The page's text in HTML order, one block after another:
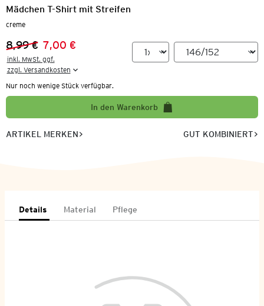
Mädchen T-Shirt mit Streifen
creme
Vorheriger Preis:
8,99 €
Neuer Preis:
7,00 €
inkl. MwSt. ggf.
zzgl. Versandkosten
Nur noch wenige Stück verfügbar.
In den Warenkorb
ARTIKEL MERKEN GUT KOMBINIERT
Details Material Pflege